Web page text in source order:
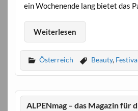
ein Wochenende lang bietet das
Weiterlesen
Österreich Beauty,
ALPENmag – das Magazin für